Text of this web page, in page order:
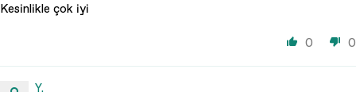
Kesinlikle çok iyi
0 0
Y.